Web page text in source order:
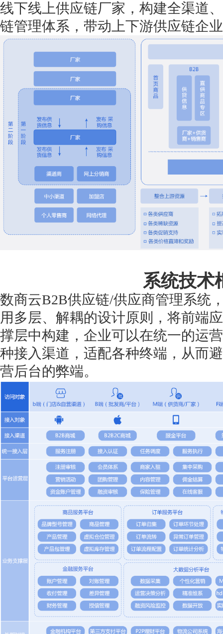
线下线上供应链厂家，构建全渠道
链管理体系，带动上下游供应链企
系统技术
数商云B2B供应链/供应商管理系统
用多层、解耦的设计原则，将前端
撑层中构建，企业可以在统一的运
种接入渠道，适配各种终端，从而
营后台的弊端。